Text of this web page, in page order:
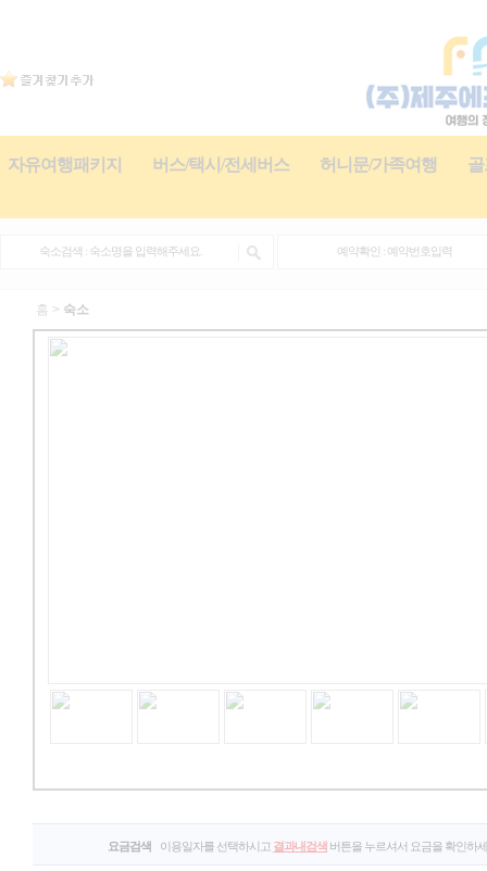
자유여행패키지 버스/택시/전세버스 허니문/가족여행
홈 > 숙소
요금검색 이용일자를 선택하시고 결과내검색 버튼을 누르셔서 요금을 확인하